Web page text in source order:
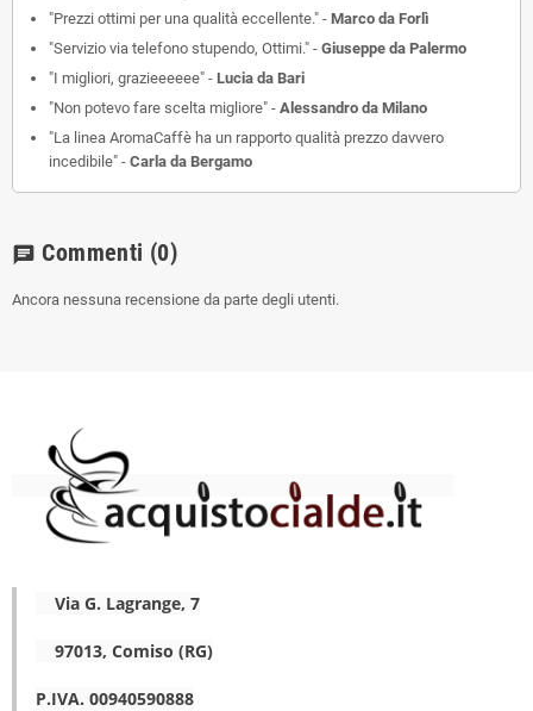
"Prezzi ottimi per una qualità eccellente." - Marco da Forlì
"Servizio via telefono stupendo, Ottimi." - Giuseppe da Palermo
"I migliori, grazieeeeee" - Lucia da Bari
"Non potevo fare scelta migliore" - Alessandro da Milano
"La linea AromaCaffè ha un rapporto qualità prezzo davvero
incedibile" - Carla da Bergamo
chat Commenti (0)
Ancora nessuna recensione da parte degli utenti.
Via G. Lagrange, 7
97013, Comiso (RG)
P.IVA. 00940590888